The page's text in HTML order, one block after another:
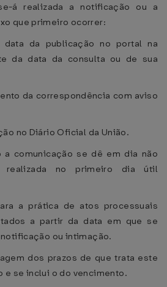
á realizada a notificação ou a
que primeiro ocorrer:
da publicação no portal na
da data da consulta ou de sua
da correspondência com aviso
no Diário Oficial da União.
a comunicação se dê em dia não
realizada no primeiro dia útil
a prática de atos processuais
a partir da data em que se
ou intimação.
dos prazos de que trata este
e se inclui o do vencimento.